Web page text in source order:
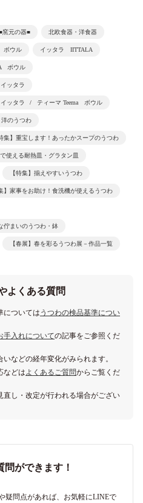
窯元の器■ 北欧食器・洋食器
ボウル イッタラ IITTALA
ボウル
ッタラ
ッタラ ティーマ Teema ボウル
洋のうつわ
集】重宝します！あったかスープのうつわ
使える耐熱皿・グラタン皿
【特集】揃えやすいうつわ
】家事をお助け！食洗機が使えるうつわ
佇まいのうつわ・鉢
【春展】春を彩るうつわ展－作品一覧
よくある質問
については うつわの検品基準につい
手入れについての記事をご参照くだ
などの経年変化がみられます。
などはよくあるご質問からご覧くだ
直し・改定が行われる場合がござい
ができます！
疑問点があれば、お気軽にLINEで